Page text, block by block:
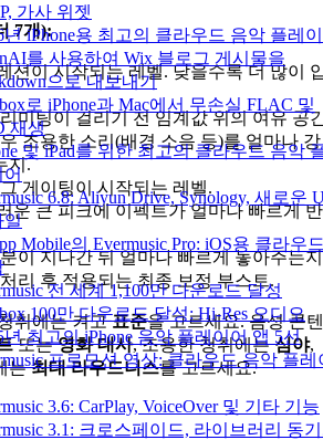
가사 위젯
년 iPhone용 최고의 클라우드 음악 플레
를 사용하여 Wix 블로그 게시물을
으로 내보내기
로 iPhone과 Mac에서 무손실 FLAC 및
재생
및 iPad를 위한 최고의 클라우드 음악
6.8: Aliyun Drive, Synology, 새로운
일
Mobile의 Evermusic Pro: iOS용 클라우
전 세계 1,100만 다운로드 달성
100만 다운로드 달성: Hi-Res 오디오
년 최고의 iPhone 음악 플레이어 앱 5선
프로모션 영상: 클라우드 음악 플레
3.6: CarPlay, VoiceOver 및 기타 기능
3.1: 크로스페이드, 라이브러리 동
7개):
이 시작되는 레벨. 낮을수록 더 많이
미팅이 걸리기 전 임계값 위의 여유 공
조용한 소리(배경 소음 등)를 얼마나 강
지.
게이팅이 시작되는 레벨.
운 큰 피크에 이펙트가 얼마나 빠르게 반
이 지나간 뒤 얼마나 빠르게 놓아주는
리 후 적용되는 최종 보정 부스트.
취에는 켜고표준을 고르세요. 음성 콘텐
또는영화 대사, 조용한 청취에는심야,
는최대 라우드니스를 고르세요.